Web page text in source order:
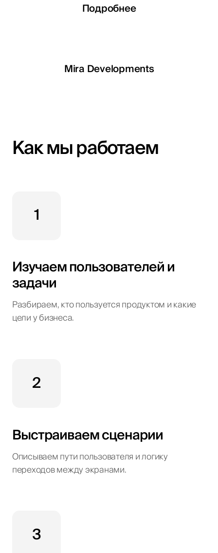
Подробнее
Подробнее
Подробнее
Подробнее
Mira Developments
Как мы работаем
1
Изучаем пользователей и
задачи
Разбираем, кто пользуется продуктом и какие
цели у бизнеса.
2
Выстраиваем сценарии
Описываем пути пользователя и логику
переходов между экранами.
3